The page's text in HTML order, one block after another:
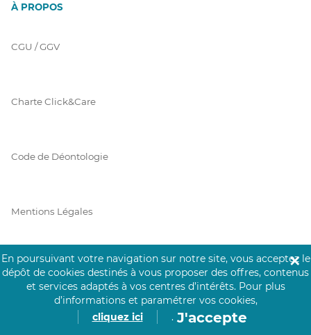
À PROPOS
CGU / GGV
Charte Click&Care
Code de Déontologie
Mentions Légales
Prérequis Click&Care
Protection des Données
En poursuivant votre navigation sur notre site, vous acceptez le
dépôt de cookies destinés à vous proposer des offres, contenus
et services adaptés à vos centres d’intérêts. Pour plus
d’informations et paramétrer vos cookies,
cliquez ici
. J'accepte
✕